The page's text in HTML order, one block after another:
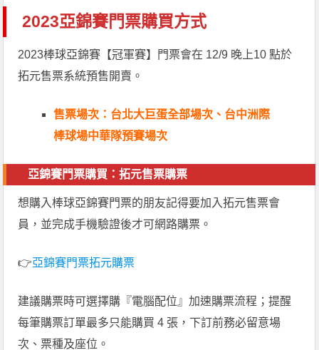
2023亞錦賽門票購買方式
2023棒球亞錦賽【冠軍賽】門票會在 12/9 晚上10 點於
拓元售票系統預售開賣。
售票場次：台北大巨蛋全部場次、台中洲際
棒球場中華隊預賽場次
亞錦賽門票購買：拓元售票購票
想購入棒球亞錦賽門票的朋友記得要加入拓元售票會
員，並完成手機驗證後才可網路購票。
👉亞錦賽門票拓元購票
建議購票時可選擇購『電腦配位』加速購票流程；提醒
每筆購票訂單最多只能購買 4 張，下訂前務必留意場
次、票種及座位。